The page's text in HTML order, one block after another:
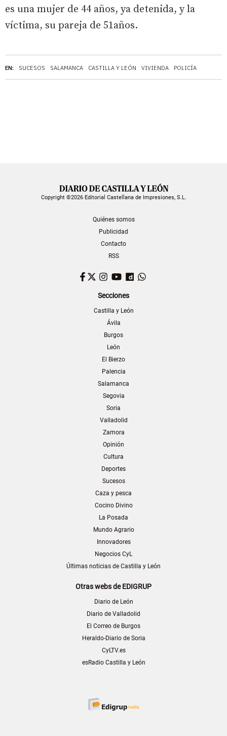
EN: SUCESOS SALAMANCA CASTILLA Y LEÓN VIVIENDA POLICÍA
es una mujer de 44 años, ya detenida, y la
víctima, su pareja de 51años.
Copyright ©2026 Editorial Castellana de Impresiones, S.L.
Quiénes somos
Publicidad
Contacto
RSS
Facebook
TwitterInstagram
YouTubeDailymotion
Secciones
Castilla y León
Ávila
Burgos
León
El Bierzo
Palencia
Salamanca
Segovia
Soria
Valladolid
Zamora
Opinión
Cultura
Deportes
Sucesos
Caza y pesca
Cocino Divino
La Posada
Mundo Agrario
Innovadores
Negocios CyL
Últimas noticias de Castilla y León
Otras webs de EDIGRUP
Diario de León
Diario de Valladolid
El Correo de Burgos
Heraldo-Diario de Soria
CyLTV.es
esRadio Castilla y León